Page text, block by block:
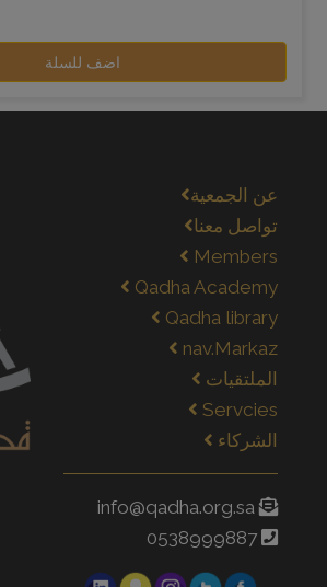
اضف للسلة
عن الجمعية
تواصل معنا
Members
Qadha Academy
Qadha library
nav.Markaz
الملتقيات
Servcies
الشركاء
info@qadha.org.sa
0538999887